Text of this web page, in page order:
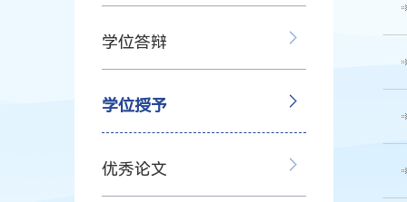
学位答辩
学位授予
优秀论文